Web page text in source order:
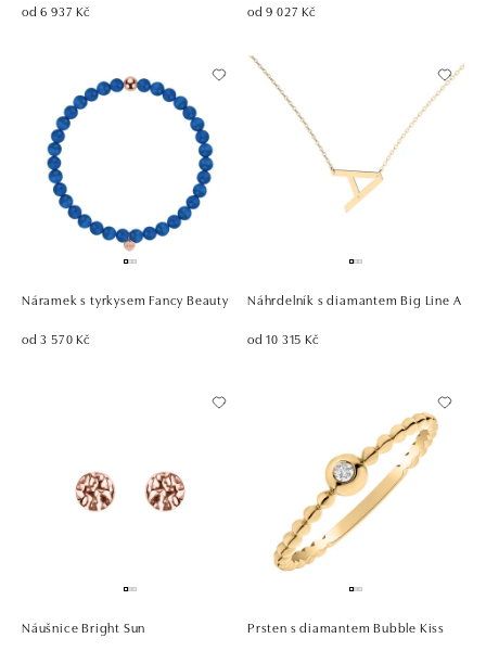
od 6 937 Kč od 9 027 Kč
Náramek s tyrkysem Fancy Beauty
od 3 570 Kč
Náhrdelník s diamantem Big Line A
od 10 315 Kč
Náušnice Bright Sun Prsten s diamantem Bubble Kiss